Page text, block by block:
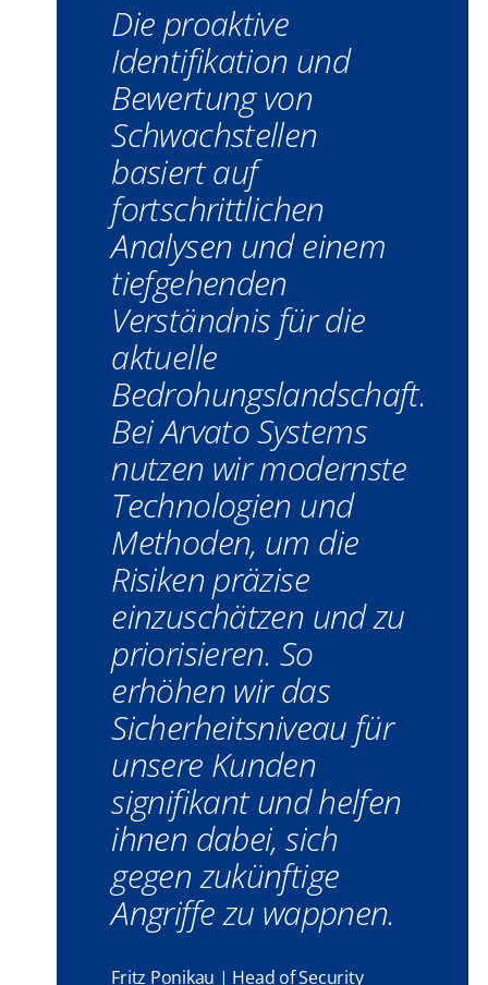
Die proaktive
Identifikation und
Bewertung von
Schwachstellen
basiert auf
fortschrittlichen
Analysen und einem
tiefgehenden
Verständnis für die
aktuelle
Bedrohungslandschaft.
Bei Arvato Systems
nutzen wir modernste
Technologien und
Methoden, um die
Risiken präzise
einzuschätzen und zu
priorisieren. So
erhöhen wir das
Sicherheitsniveau für
unsere Kunden
signifikant und helfen
ihnen dabei, sich
gegen zukünftige
Angriffe zu wappnen.
Fritz Ponikau | Head of Security